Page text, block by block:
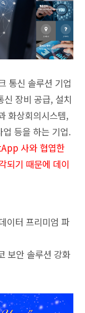
통신 솔루션 기업
신 장비 공급, 설치
화상회의시스템,
등을 하는 기업.
사와 협엽한
되기 때문에 데이
이터 프리미엄 파
보안 솔루션 강화